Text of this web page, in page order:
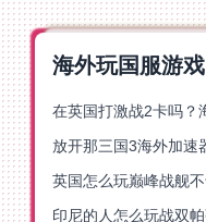
海外玩国服游戏